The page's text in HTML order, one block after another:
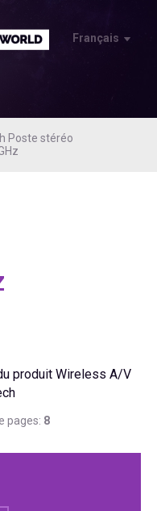
Français
Poste stéréo
produit Wireless A/V
pages: 8